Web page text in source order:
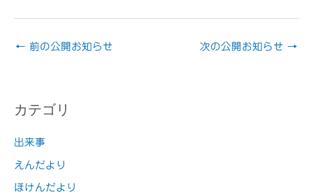
← 前の公開お知らせ 次の公開お知らせ →
カテゴリ
出来事
えんだより
ほけんだより